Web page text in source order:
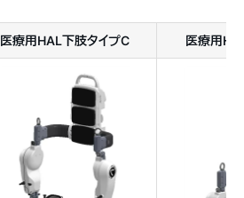
医療用HAL下肢タイプC 医療用